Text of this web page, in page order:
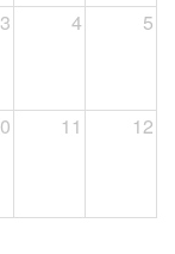
3 4 5
11 12